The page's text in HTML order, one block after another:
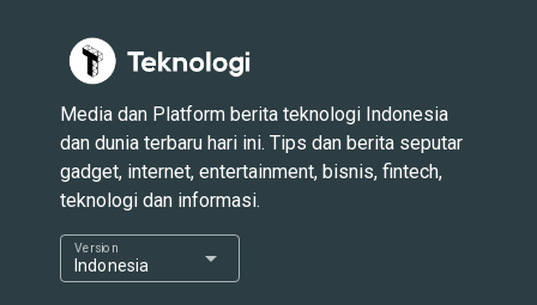
Media dan Platform berita teknologi Indonesia
dan dunia terbaru hari ini. Tips dan berita seputar
gadget, internet, entertainment, bisnis, fintech,
teknologi dan informasi.
Indonesia
Version arrow_drop_down